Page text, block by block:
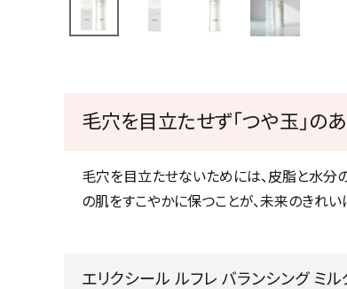
毛穴を目立たせず「つや玉」の
毛穴を目立たせないためには、皮脂と水分
の肌をすこやかに保つことが、未来のきれ
エリクシール ルフレ バランシング ミ